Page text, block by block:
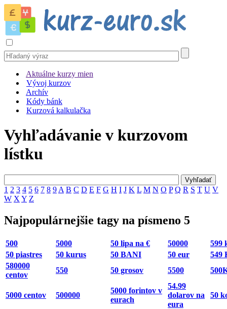
Aktuálne kurzy mien
Vývoj kurzov
Archív
Kódy bánk
Kurzová kalkulačka
Vyhľadávanie v kurzovom
lístku
1 2 3 4 5 6 7 8 9 A B C D E F G H I J K L M N O P Q R S T U V
W X Y Z
Najpopulárnejšie tagy na písmeno 5
500 5000 50 lipa na € 50000
599
50 piastres
50 kurus 50 BANI 50 eur
549
580000
centov
550 50 grosov 5500
5000 centov 500000
5000 forintov v
eurach
54.99
dolarov na
eura
50